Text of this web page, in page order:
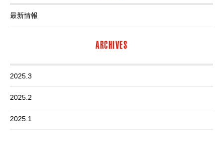
最新情報
ARCHIVES
2025.3
2025.2
2025.1